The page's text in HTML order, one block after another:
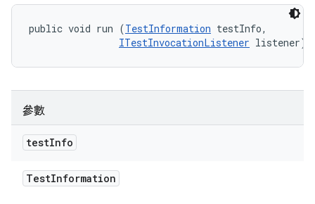
public void run (TestInformation testInfo,
ITestInvocationListener listener)
參數
testInfo
TestInformation